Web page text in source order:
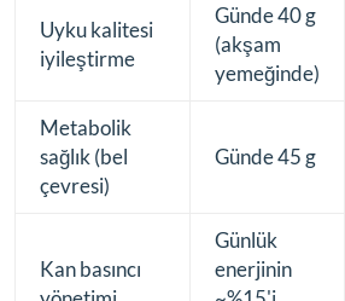
Uyku kalitesi
iyileştirme
Günde 40 g
(akşam
yemeğinde)
Metabolik
sağlık (bel
çevresi)
Günde 45 g
Kan basıncı
Günlük
enerjinin